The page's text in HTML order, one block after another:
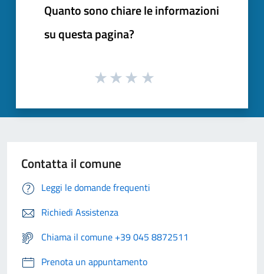
Quanto sono chiare le informazioni
su questa pagina?
Contatta il comune
Leggi le domande frequenti
Richiedi Assistenza
Chiama il comune +39 045 8872511
Prenota un appuntamento